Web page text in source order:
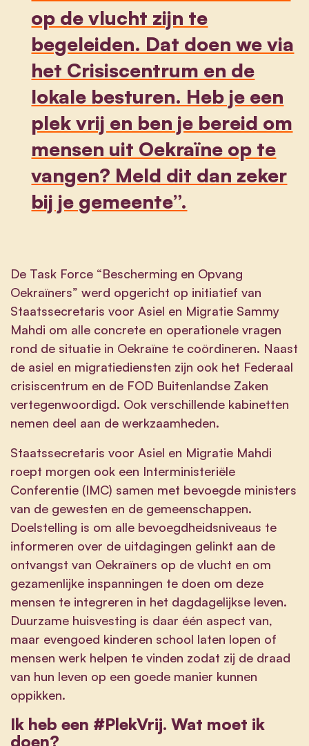
op de vlucht zijn te
begeleiden. Dat doen we via
het Crisiscentrum en de
lokale besturen. Heb je een
plek vrij en ben je bereid om
mensen uit Oekraïne op te
vangen? Meld dit dan zeker
bij je gemeente”.
De Task Force “Bescherming en Opvang
Oekraïners” werd opgericht op initiatief van
Staatssecretaris voor Asiel en Migratie Sammy
Mahdi om alle concrete en operationele vragen
rond de situatie in Oekraïne te coördineren. Naast
de asiel en migratiediensten zijn ook het Federaal
crisiscentrum en de FOD Buitenlandse Zaken
vertegenwoordigd. Ook verschillende kabinetten
nemen deel aan de werkzaamheden.
Staatssecretaris voor Asiel en Migratie Mahdi
roept morgen ook een Interministeriële
Conferentie (IMC) samen met bevoegde ministers
van de gewesten en de gemeenschappen.
Doelstelling is om alle bevoegdheidsniveaus te
informeren over de uitdagingen gelinkt aan de
ontvangst van Oekraïners op de vlucht en om
gezamenlijke inspanningen te doen om deze
mensen te integreren in het dagdagelijkse leven.
Duurzame huisvesting is daar één aspect van,
maar evengoed kinderen school laten lopen of
mensen werk helpen te vinden zodat zij de draad
van hun leven op een goede manier kunnen
oppikken.
Ik heb een #PlekVrij. Wat moet ik
doen?